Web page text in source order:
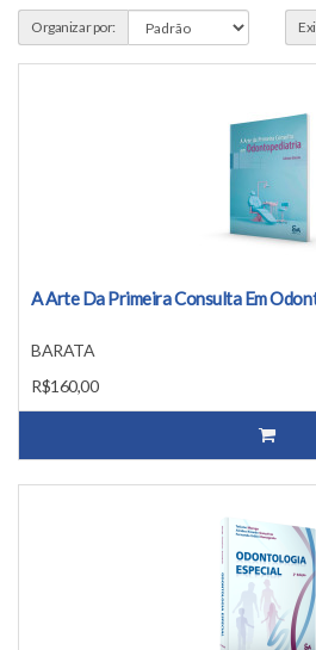
Organizar por:
A Arte Da Primeira Consulta Em
BARATA
R$160,00